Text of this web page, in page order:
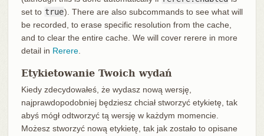
set to true). There are also subcommands to see what will
be recorded, to erase specific resolution from the cache,
and to clear the entire cache. We will cover rerere in more
detail in Rerere.
Etykietowanie Twoich wydań
Kiedy zdecydowałeś, że wydasz nową wersję,
najprawdopodobniej będziesz chciał stworzyć etykietę, tak
abyś mógł odtworzyć tą wersję w każdym momencie.
Możesz stworzyć nową etykietę, tak jak zostało to opisane